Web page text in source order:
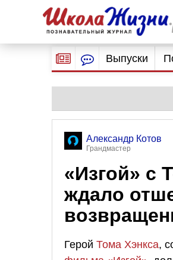
Выпуски
Александр Котов
Грандмастер
«Изгой» с
ждало
Герой Тома Хэнкса,